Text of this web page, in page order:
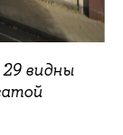
видны